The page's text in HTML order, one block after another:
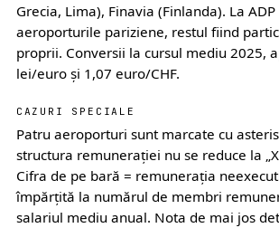
Grecia, Lima), Finavia (Finlanda). La
aeroporturile pariziene, restul fiind
proprii. Conversii la cursul mediu 2025,
lei/euro și 1,07 euro/CHF.
CAZURI SPECIALE
Patru aeroporturi sunt marcate cu
structura remunerației nu se reduce la
Cifra de pe bară = remunerația
împărțită la numărul de membri
salariul mediu anual. Nota de mai jos